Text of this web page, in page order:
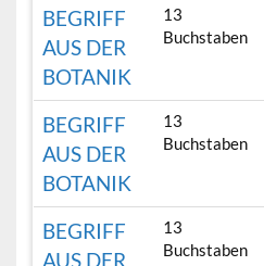
BEGRIFF
AUS DER
BOTANIK
13
Buchstaben
BEGRIFF
AUS DER
BOTANIK
13
Buchstaben
BEGRIFF
AUS DER
13
Buchstaben